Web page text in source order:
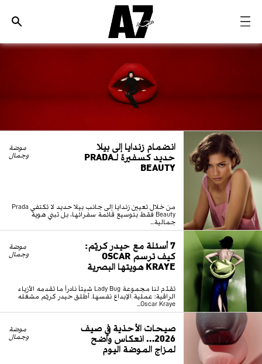
الأخبار
مجوهرات وساعات
مستقبل
EDITORIALS
WHO/HOW
انضمام زندايا إلى بيلا
حديد كسفيرة لـPRADA
BEAUTY
موضة
وجمال
من خلال تعيين زندايا إلى جانب بيلا حديد لا تكتفي Prada
Beauty فقط بتوسيع قائمة سفرائها، بل تبني هوية
جمالية...
7 أسئلة مع حيدر كريّم:
كيف ترسم OSCAR
KRAYE هويتها البصرية
موضة
وجمال
تقدّم لنا مجموعة Lady Bug شيئاً نادراً ما تقدمه الأزياء
الراقية: عملية الإبداع نفسها. أطلق حيدر كريّم مشغله
Oscar Kraye...
صيحات الأحذية في صيف
2026… انعكاس واضح
لمزاج الموضة اليوم
موضة
وجمال